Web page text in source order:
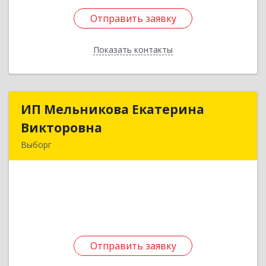
Отправить заявку
Показать контакты
Отправить заявку
Назад
ИП Мельникова Екатерина
Викторовна
Выборг
Отправить заявку
ИП Мельникова Екатерина
Отправить заявку